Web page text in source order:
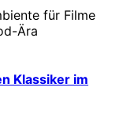
Klassiker im